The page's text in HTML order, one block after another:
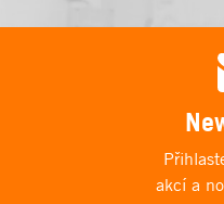
akcí a